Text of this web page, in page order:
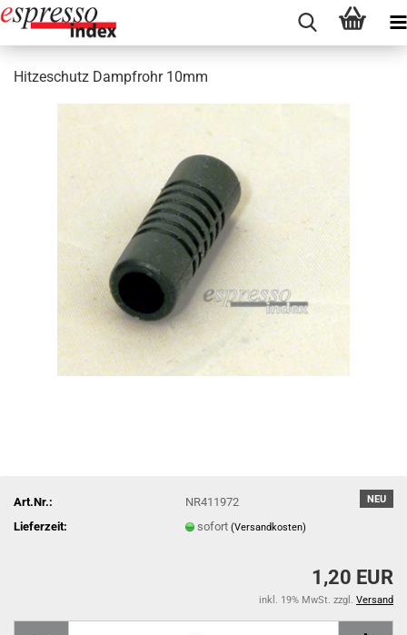
Hitzeschutz Dampfrohr 10mm
NEU
Art.Nr.:
NR411972
Lieferzeit:
sofort(Versandkosten)
1,20 EUR
inkl. 19% MwSt. zzgl. Versand